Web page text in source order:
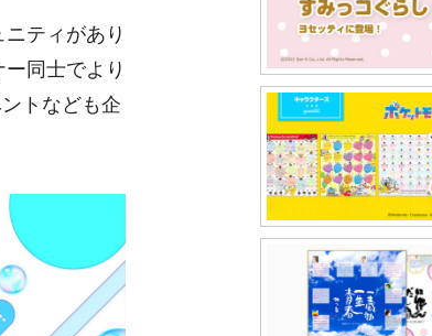
ティがあり
同士でより
トなども企